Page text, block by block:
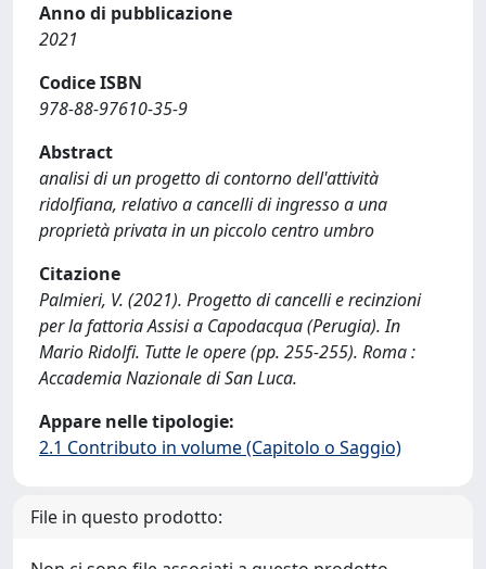
Anno di pubblicazione
2021
Codice ISBN
978-88-97610-35-9
Abstract
analisi di un progetto di contorno dell'attività
ridolfiana, relativo a cancelli di ingresso a una
proprietà privata in un piccolo centro umbro
Citazione
Palmieri, V. (2021). Progetto di cancelli e recinzioni
per la fattoria Assisi a Capodacqua (Perugia). In
Mario Ridolfi. Tutte le opere (pp. 255-255). Roma :
Accademia Nazionale di San Luca.
Appare nelle tipologie:
2.1 Contributo in volume (Capitolo o Saggio)
File in questo prodotto: